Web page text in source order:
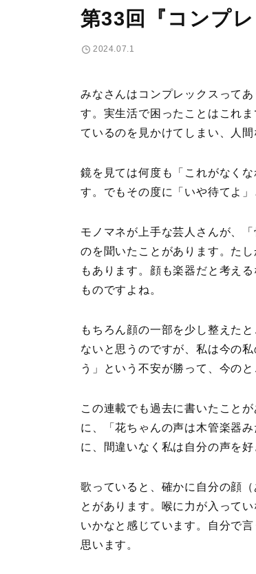
第33回『コンプ
2024.07.1
みなさんはコンプレックスって
す。実生活で困ったことはこれ
ているのを見かけてしまい、人
鏡を見ては何度も「これがなく
す。でもその度に「いや待てよ
モノマネが上手な芸人さんが、
のを聞いたことがあります。た
もあります。顔も楽器だと考え
ものですよね。
もちろん顔の一部を少し整えた
ないと思うのですが、私は今の
う」という不安が勝って、今の
この連載でも過去に書いたこと
に、「花ちゃんの声は木管楽器
に、間違いなく私は自分の声を
歌っていると、確かに自分の顔
とがあります。喉に力が入って
いかなと感じています。自分で
思います。